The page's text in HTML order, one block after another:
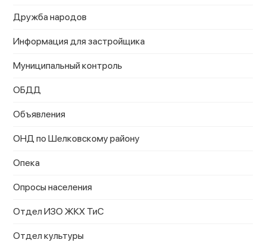
Дружба народов
Информация для застройщика
Муниципальный контроль
ОБДД
Объявления
ОНД по Шелковскому району
Опека
Опросы населения
Отдел ИЗО ЖКХ ТиС
Отдел культуры